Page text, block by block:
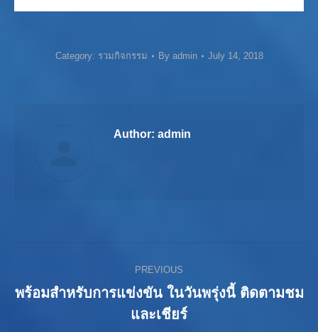
Category: รวมกิจกรรม By admin July 14, 2018
Author: admin
navigation
PREVIOUS
Previous
post:
พร้อมสำหรับการแข่งขัน ในวันพรุ่งนี้ ติดตามชม
และเชียร์